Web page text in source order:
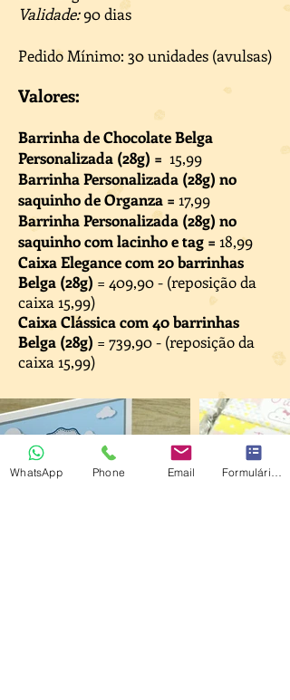
Validade:90 dias
Pedido Mínimo: 30 unidades (avulsas)
Valores:
Barrinha de Chocolate Belga
Personalizada (28g) = 15,99
Barrinha Personalizada (28g) no
saquinho de Organza = 17,99
Barrinha Personalizada (28g) no
saquinho com lacinho e tag = 18,99
Caixa Elegance com 20 barrinhas
Belga (28g) = 409,90 - (reposição da
caixa 15,99)
Caixa Clássica com 40 barrinhas
Belga (28g) = 739,90 - (reposição da
caixa 15,99)
WhatsApp Phone Email